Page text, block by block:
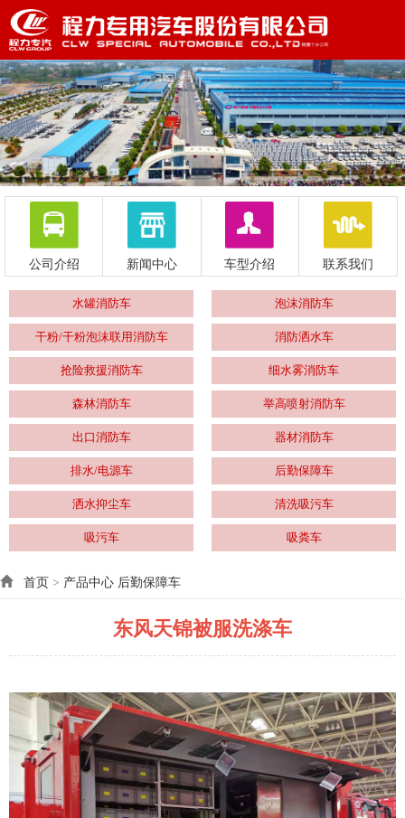
公司介绍 新闻中心 车型介绍 联系我们
水罐消防车 泡沫消防车
干粉/干粉泡沫联用消防车 消防洒水车
抢险救援消防车 细水雾消防车
森林消防车 举高喷射消防车
出口消防车 器材消防车
排水/电源车 后勤保障车
洒水抑尘车 清洗吸污车
吸污车 吸粪车
首页 > 产品中心 后勤保障车
东风天锦被服洗涤车